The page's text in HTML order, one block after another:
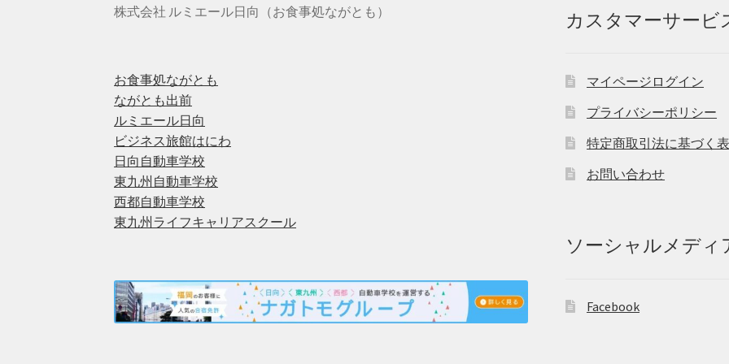
株式会社 ルミエール日向（お食事処ながとも）
お食事処ながとも
ながとも出前
ルミエール日向
ビジネス旅館はにわ
日向自動車学校
東九州自動車学校
西都自動車学校
東九州ライフキャリアスクール
カスタマーサービ
マイページログイン
プライバシーポリシー
特定商取引法に基づく
お問い合わせ
ソーシャルメディ
Facebook